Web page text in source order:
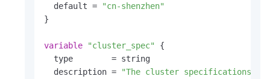
  default =
"cn-shenzhen"
}
variable "cluster_spec"
{
  type        = string
  description =
"The cluster specifications of